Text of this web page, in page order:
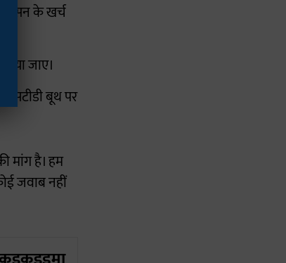
के खर्च
जाए।
एसटीडी बूथ पर
मांग है। हम
जवाब नहीं